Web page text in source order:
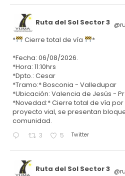
Ruta del Sol Sector 3
* Cierre total de vía
*
*Fecha: 06/08/2026.
*Hora: 11:10hrs
*Dpto.: Cesar
*Tramo:* Bosconia - Valledupar
*Ubicación: Valencia de Jesús - Pr
*Novedad:* Cierre total de vía
proyecto vial, se presentan
comunidad.
3 5 Twitter
Ruta del Sol Sector 3